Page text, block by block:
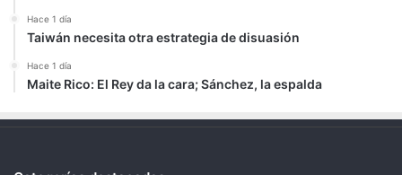
Hace 1 día
Taiwán necesita otra estrategia de disuasión
Hace 1 día
Maite Rico: El Rey da la cara; Sánchez, la espalda